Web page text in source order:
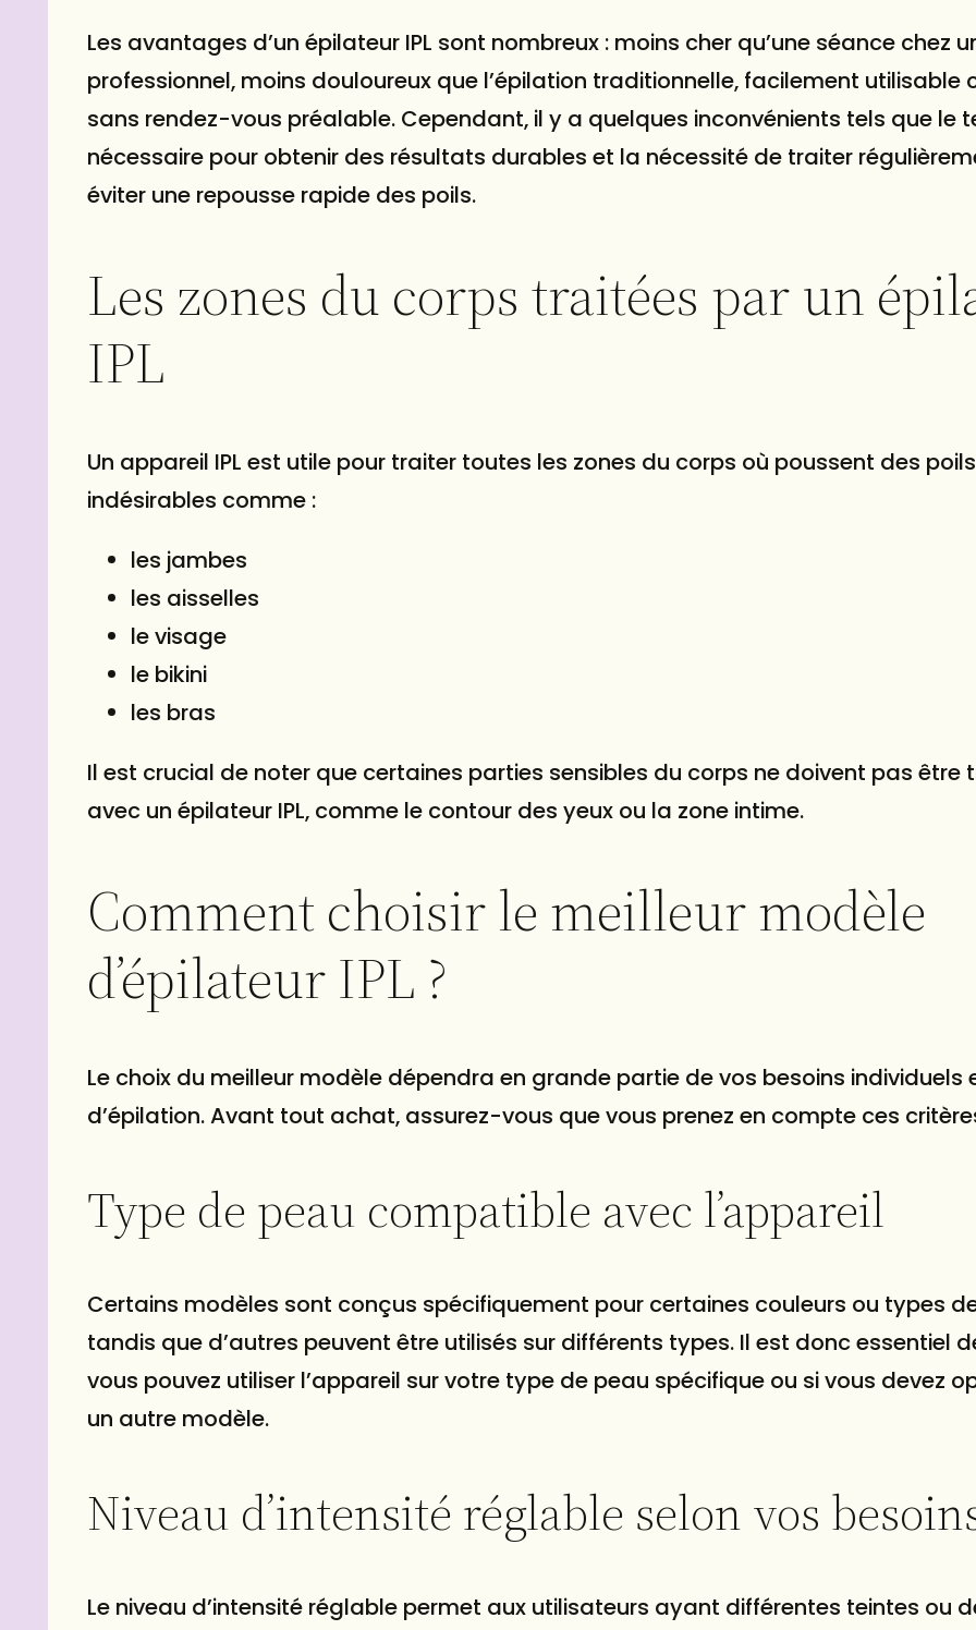
Les avantages d’un épilateur IPL sont nombreux : moins cher qu’une séance chez
professionnel, moins douloureux que l’épilation traditionnelle, facilement utilisable
sans rendez-vous préalable. Cependant, il y a quelques inconvénients tels que le
nécessaire pour obtenir des résultats durables et la nécessité de traiter
éviter une repousse rapide des poils.
Les zones du corps traitées par un
IPL
Un appareil IPL est utile pour traiter toutes les zones du corps où poussent des poils
indésirables comme :
les jambes
les aisselles
le visage
le bikini
les bras
Il est crucial de noter que certaines parties sensibles du corps ne doivent pas être
avec un épilateur IPL, comme le contour des yeux ou la zone intime.
Comment choisir le meilleur modèle
d’épilateur IPL ?
Le choix du meilleur modèle dépendra en grande partie de vos besoins individuels
d’épilation. Avant tout achat, assurez-vous que vous prenez en compte ces
Type de peau compatible avec l’appareil
Certains modèles sont conçus spécifiquement pour certaines couleurs ou types
tandis que d’autres peuvent être utilisés sur différents types. Il est donc essentiel
vous pouvez utiliser l’appareil sur votre type de peau spécifique ou si vous devez
un autre modèle.
Niveau d’intensité réglable selon vos
Le niveau d’intensité réglable permet aux utilisateurs ayant différentes teintes ou